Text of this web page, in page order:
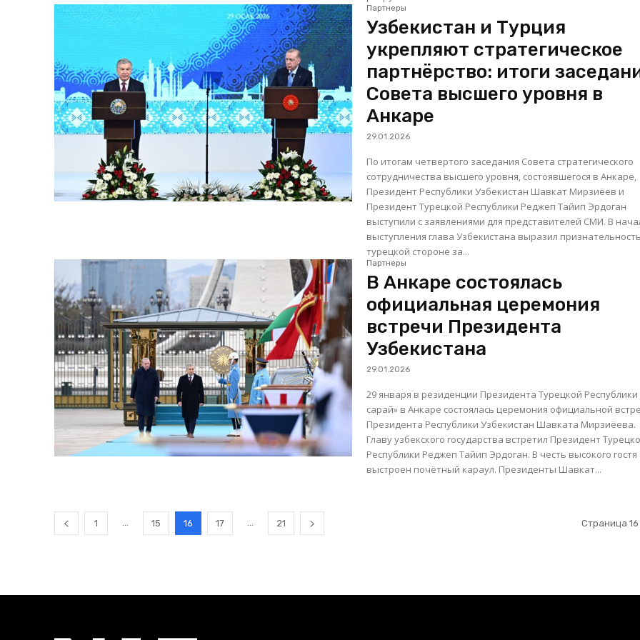
Партнеры
Узбекистан и Турция
укрепляют стратегическое
партнёрство: итоги
Совета высшего уровня в
Анкаре
29.01.2026
По итогам четвертого заседания Совета стратегического
сотрудничества высшего уровня, состоявшегося в Анкаре,
Президент Республики Узбекистан Шавкат Мирзиёев и
Президент Турецкой Республики Реджеп Тайип Эрдоган
выступили с заявлениями для представителей СМИ. В начале
выступления глава Узбекистана выразил
турецкой стороне за...
Партнеры
В Анкаре состоялась
официальная церемония
встречи Президента
Узбекистана
29.01.2026
29 января в резиденции Президента Турецкой Республики
сарай» в Анкаре состоялась церемония официальной
Президента Республики Узбекистан Шавката Мирзиёева.
Главу узбекского государства встретил Президент
Республики Реджеп Тайип Эрдоган. В честь высокого
выстроен почётный караул. Президенты Шавкат...
1 ... 15 16 17 ... 21 Страница 16